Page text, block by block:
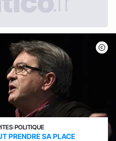
›POLITIQUE
PRENDRE SA PLACE